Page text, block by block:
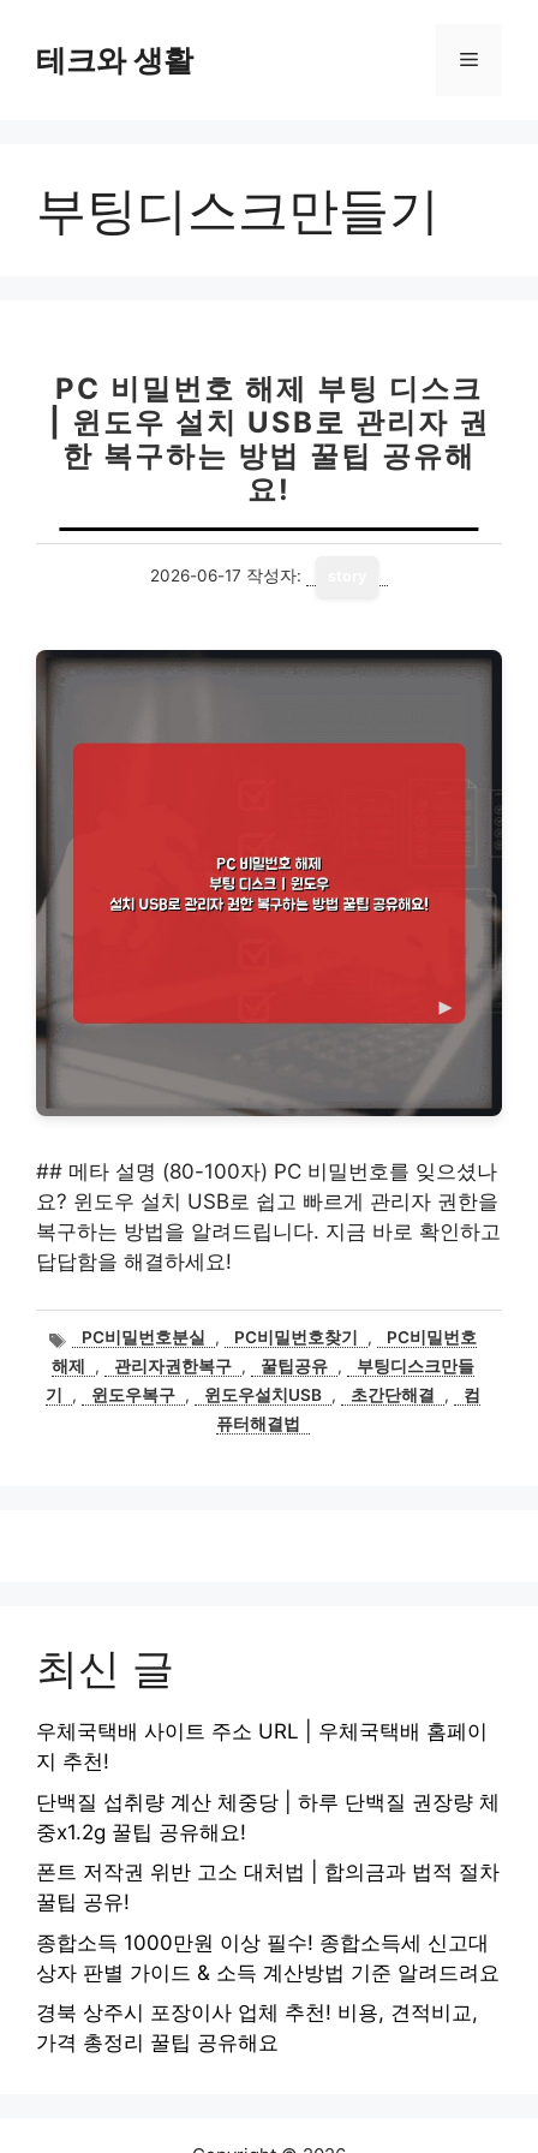
테크와 생활 메
부팅디스크만들기
PC 비밀번호 해제 부팅 디스크
| 윈도우 설치 USB로 관리자 권
한 복구하는 방법 꿀팁 공유해
요!
2026-06-17 작성자:
## 메타 설명 (80-100자) PC 비밀번호를 잊으셨나
요? 윈도우 설치 USB로 쉽고 빠르게 관리자 권한을
복구하는 방법을 알려드립니다. 지금 바로 확인하고
답답함을 해결하세요!
태
그
PC비밀번호분실 , PC비밀번호찾기 ,
PC비밀번호
해제
, 관리자권한복구 , 꿀팁공유 ,
부팅디스크만들
기
, 윈도우복구 , 윈도우설치USB , 초간단해결 ,
컴
퓨터해결법
최신 글
우체국택배 사이트 주소 URL | 우체국택배 홈페이
지 추천!
단백질 섭취량 계산 체중당 | 하루 단백질 권장량 체
중x1.2g 꿀팁 공유해요!
폰트 저작권 위반 고소 대처법 | 합의금과 법적 절차
꿀팁 공유!
종합소득 1000만원 이상 필수! 종합소득세 신고대
상자 판별 가이드 & 소득 계산방법 기준 알려드려요
경북 상주시 포장이사 업체 추천! 비용, 견적비교,
가격 총정리 꿀팁 공유해요